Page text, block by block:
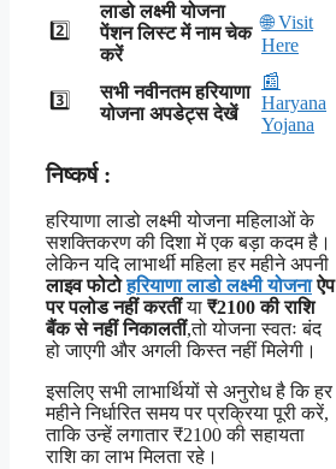
2️⃣
लाडो लक्ष्मी योजना
पेंशन लिस्ट में नाम चेक
करें
🌐 Visit
Here
3️⃣
सभी नवीनतम हरियाणा
योजना अपडेट्स देखें
📰
Haryana
Yojana
निष्कर्ष :
हरियाणा लाडो लक्ष्मी योजना महिलाओं के
सशक्तिकरण की दिशा में एक बड़ा कदम है।
लेकिन यदि लाभार्थी महिला हर महीने अपनी
लाइव फोटोहरियाणा लाडो लक्ष्मी योजनाऐप
पर पलोड नहीं करतींया ₹2100 की राशि
बैंक से नहीं निकालतीं,तो योजना स्वतः बंद
हो जाएगी और अगली किस्त नहीं मिलेगी।
इसलिए सभी लाभार्थियों से अनुरोध है कि हर
महीने निर्धारित समय पर प्रक्रिया पूरी करें,
ताकि उन्हें लगातार ₹2100 की सहायता
राशि का लाभ मिलता रहे।